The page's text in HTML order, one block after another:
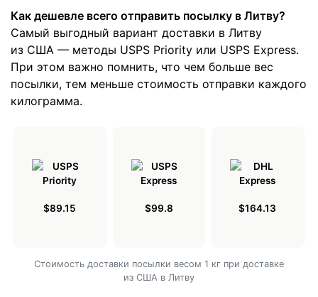
Как дешевле всего отправить посылку в Литву?
Самый выгодный вариант доставки в Литву
из США — методы USPS Priority или USPS Express.
При этом важно помнить, что чем больше вес
посылки, тем меньше стоимость отправки каждого
килограмма.
$89.15 $99.8 $164.13
Cтоимость доставки посылки весом 1 кг при доставке
из США в Литву